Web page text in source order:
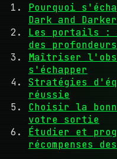
Pourquoi
Dark and Darker
Les portails :
des profondeurs
Maîtriser
s'échapper
Stratégies
réussie
Choisir la
votre sortie
Étudier et
récompenses